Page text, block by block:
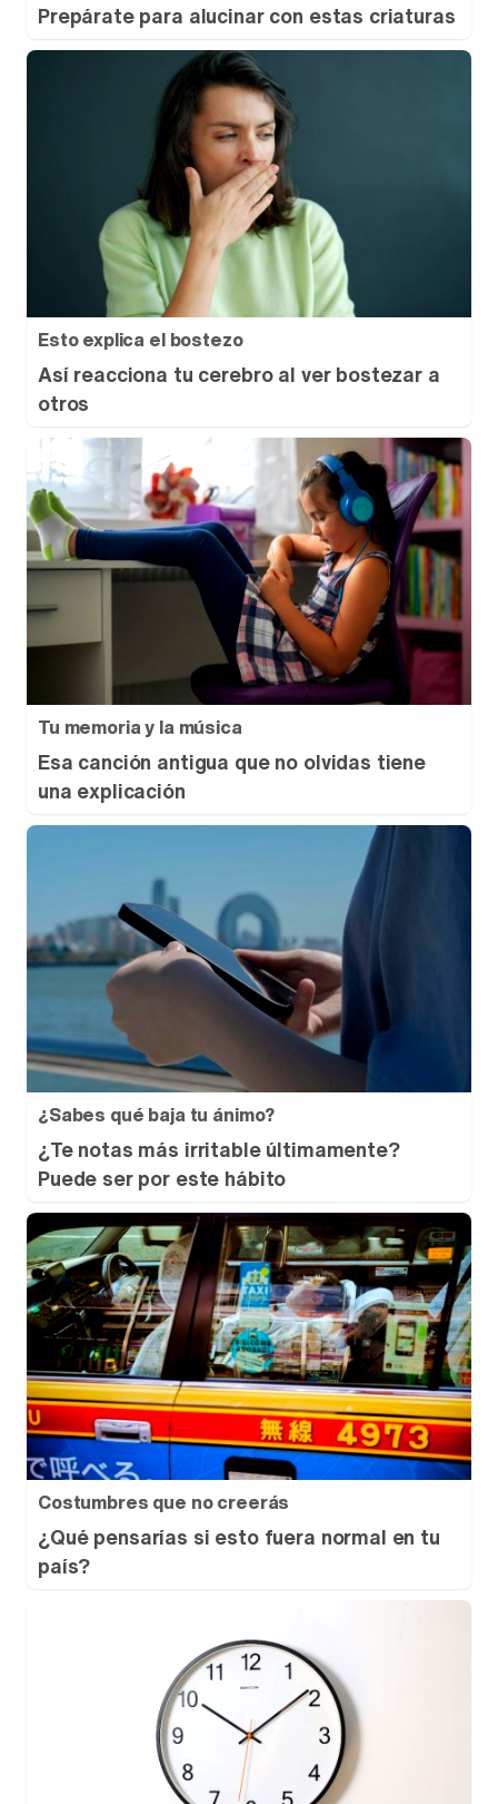
Prepárate para alucinar con estas criaturas
Esto explica el bostezo
Así reacciona tu cerebro al ver bostezar a
otros
Tu memoria y la música
Esa canción antigua que no olvidas tiene
una explicación
¿Sabes qué baja tu ánimo?
¿Te notas más irritable últimamente?
Puede ser por este hábito
Costumbres que no creerás
¿Qué pensarías si esto fuera normal en tu
país?